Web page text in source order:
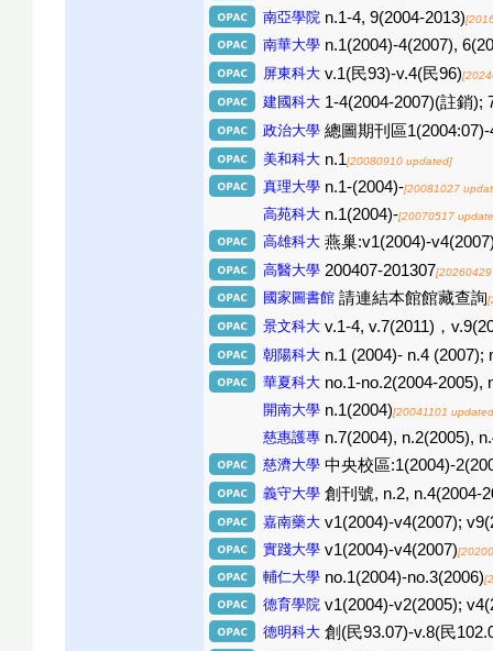
南亞學院 n.1-4, 9(2004-2013)
南華大學 n.1(2004)-4(2007),
屏東科大 v.1(民93)-v.4(民96)
建國科大 1-4(2004-2007)(註銷);
政治大學 總圖期刊區
美和科大 n.1[20080910 updated]
真理大學 n.1-(2004)-[20081027
高苑科大 n.1(2004)-[20070517
高雄科大 燕巢:v1(2004)-
高醫大學 200407-201307
國家圖書館 請連結本館館藏查詢
景文科大 v.1-4, v.7(2011)，
朝陽科大 n.1 (2004)- n.4 (2007);
華夏科大 no.1-no.2(2004-2005),
開南大學 n.1(2004)[20041101
慈惠護專 n.7(2004), n.2(2005),
慈濟大學 中央校區:1(2004)-
義守大學 創刊號, n.2, n.4(2004-
嘉南藥大 v1(2004)-v4(2007);
實踐大學 v1(2004)-v4(2007)
輔仁大學 no.1(2004)-no.3(2006)
德育學院 v1(2004)-v2(2005);
德明科大 創(民93.07)-v.8(民